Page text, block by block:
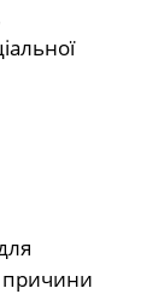
причини